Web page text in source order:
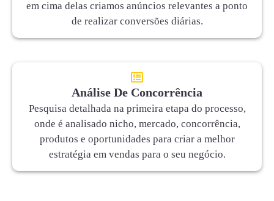
em cima delas criamos anúncios relevantes a ponto
de realizar conversões diárias.
Análise De Concorrência
Pesquisa detalhada na primeira etapa do processo,
onde é analisado nicho, mercado, concorrência,
produtos e oportunidades para criar a melhor
estratégia em vendas para o seu negócio.